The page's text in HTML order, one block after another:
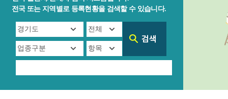
전국 또는 지역별로 등록현황을 검색할 수 있습니다.